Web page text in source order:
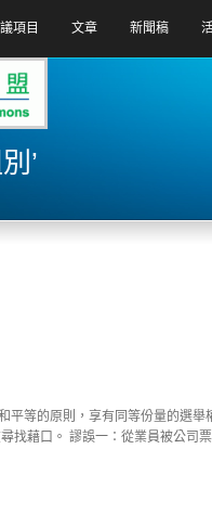
項目 文章 新聞稿
’
平等的原則，享有同等份量的選
找藉口。 謬誤一：從業員被公司